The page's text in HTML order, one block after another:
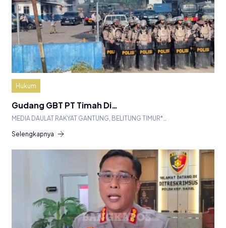
Hukum
Gudang GBT PT Timah Di…
MEDIA DAULAT RAKYAT GANTUNG, BELITUNG TIMUR*…
Selengkapnya